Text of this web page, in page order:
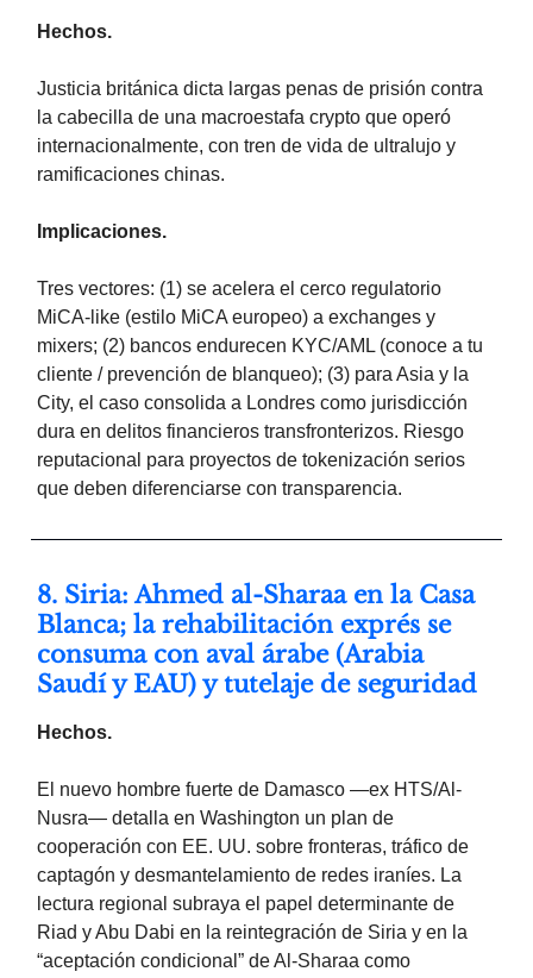
Hechos.
Justicia británica dicta largas penas de prisión contra
la cabecilla de una macroestafa crypto que operó
internacionalmente, con tren de vida de ultralujo y
ramificaciones chinas.
Implicaciones.
Tres vectores: (1) se acelera el cerco regulatorio
MiCA-like (estilo MiCA europeo) a exchanges y
mixers; (2) bancos endurecen KYC/AML (conoce a tu
cliente / prevención de blanqueo); (3) para Asia y la
City, el caso consolida a Londres como jurisdicción
dura en delitos financieros transfronterizos. Riesgo
reputacional para proyectos de tokenización serios
que deben diferenciarse con transparencia.
8. Siria: Ahmed al-Sharaa en la Casa
Blanca; la rehabilitación exprés se
consuma con aval árabe (Arabia
Saudí y EAU) y tutelaje de seguridad
Hechos.
El nuevo hombre fuerte de Damasco —ex HTS/Al-
Nusra— detalla en Washington un plan de
cooperación con EE. UU. sobre fronteras, tráfico de
captagón y desmantelamiento de redes iraníes. La
lectura regional subraya el papel determinante de
Riad y Abu Dabi en la reintegración de Siria y en la
“aceptación condicional” de Al-Sharaa como